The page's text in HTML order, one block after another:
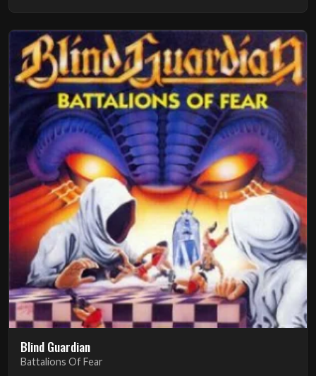
Blind Guardian
Battalions Of Fear